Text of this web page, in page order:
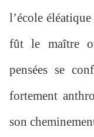
l’école
fût le maître
pensées se
fortement
son